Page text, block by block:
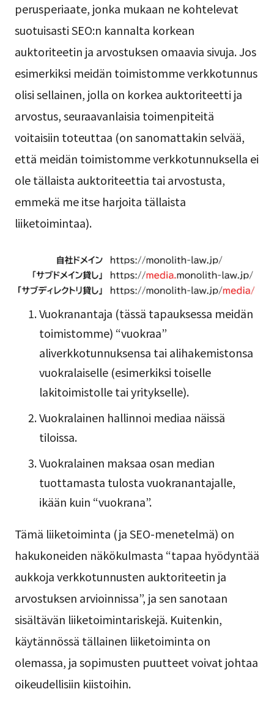
perusperiaate, jonka mukaan ne kohtelevat
suotuisasti SEO:n kannalta korkean
auktoriteetin ja arvostuksen omaavia sivuja. Jos
esimerkiksi meidän toimistomme verkkotunnus
olisi sellainen, jolla on korkea auktoriteetti ja
arvostus, seuraavanlaisia toimenpiteitä
voitaisiin toteuttaa (on sanomattakin selvää,
että meidän toimistomme verkkotunnuksella ei
ole tällaista auktoriteettia tai arvostusta,
emmekä me itse harjoita tällaista
liiketoimintaa).
Vuokranantaja (tässä tapauksessa meidän
toimistomme) “vuokraa”
aliverkkotunnuksensa tai alihakemistonsa
vuokralaiselle (esimerkiksi toiselle
lakitoimistolle tai yritykselle).
Vuokralainen hallinnoi mediaa näissä
tiloissa.
Vuokralainen maksaa osan median
tuottamasta tulosta vuokranantajalle,
ikään kuin “vuokrana”.
Tämä liiketoiminta (ja SEO-menetelmä) on
hakukoneiden näkökulmasta “tapaa hyödyntää
aukkoja verkkotunnusten auktoriteetin ja
arvostuksen arvioinnissa”, ja sen sanotaan
sisältävän liiketoimintariskejä. Kuitenkin,
käytännössä tällainen liiketoiminta on
olemassa, ja sopimusten puutteet voivat johtaa
oikeudellisiin kiistoihin.